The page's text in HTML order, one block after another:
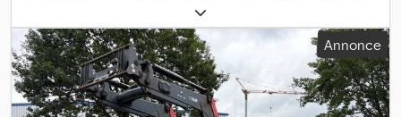
comprimé, prise de force avant, CVT 6165 Steyer CVT6165
d'occasion 010 Pneus avant 540/65 R 30/40% 020 Pneus arrière
650/65 R 42/30% Csdpfx Aeydr Tvspnerf 030 Système de freinage
pneumatique 040 Climatisation 050 Hydraulique avant 060 5
distributeurs 070 Essieu cannelé 080 Essieu suspendu
Annonce